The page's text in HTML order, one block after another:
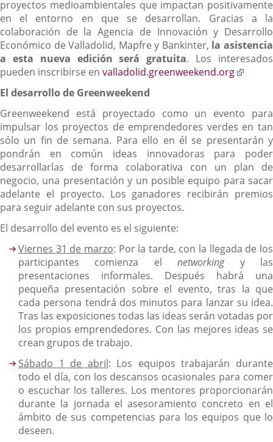
proyectos medioambientales que impactan positivamente
en el entorno en que se desarrollan. Gracias a la
colaboración de la Agencia de Innovación y Desarrollo
Económico de Valladolid, Mapfre y Bankinter, la asistencia
a esta nueva edición será gratuita. Los interesados
pueden inscribirse en valladolid.greenweekend.org
El desarrollo de Greenweekend
Greenweekend está proyectado como un evento para
impulsar los proyectos de emprendedores verdes en tan
sólo un fin de semana. Para ello en él se presentarán y
pondrán en común ideas innovadoras para poder
desarrollarlas de forma colaborativa con un plan de
negocio, una presentación y un posible equipo para sacar
adelante el proyecto. Los ganadores recibirán premios
para seguir adelante con sus proyectos.
El desarrollo del evento es el siguiente:
Viernes 31 de marzo: Por la tarde, con la llegada de los
participantes comienza elnetworkingy las
presentaciones informales. Después habrá una
pequeña presentación sobre el evento, tras la que
cada persona tendrá dos minutos para lanzar su idea.
Tras las exposiciones todas las ideas serán votadas por
los propios emprendedores. Con las mejores ideas se
crean grupos de trabajo.
Sábado 1 de abril: Los equipos trabajarán durante
todo el día, con los descansos ocasionales para comer
o escuchar los talleres. Los mentores proporcionarán
durante la jornada el asesoramiento concreto en el
ámbito de sus competencias para los equipos que lo
deseen.